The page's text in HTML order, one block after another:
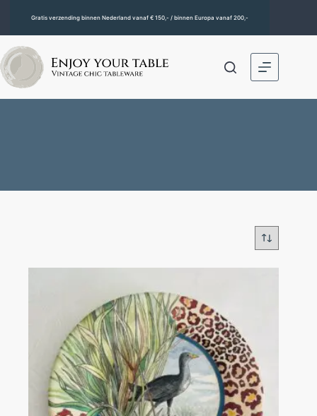
Gratis verzending binnen Nederland vanaf € 150,- / binnen Europa vanaf 200,-